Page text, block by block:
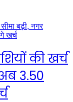
की खर्च
3.50